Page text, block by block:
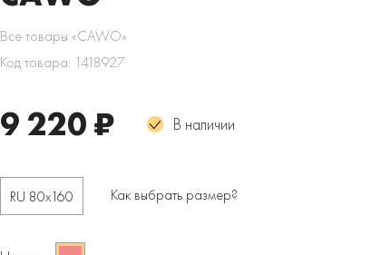
Все товары «CAWO»
Код товара: 1418927
9 220 ₽ В наличии
RU 80х160 Как выбрать размер?